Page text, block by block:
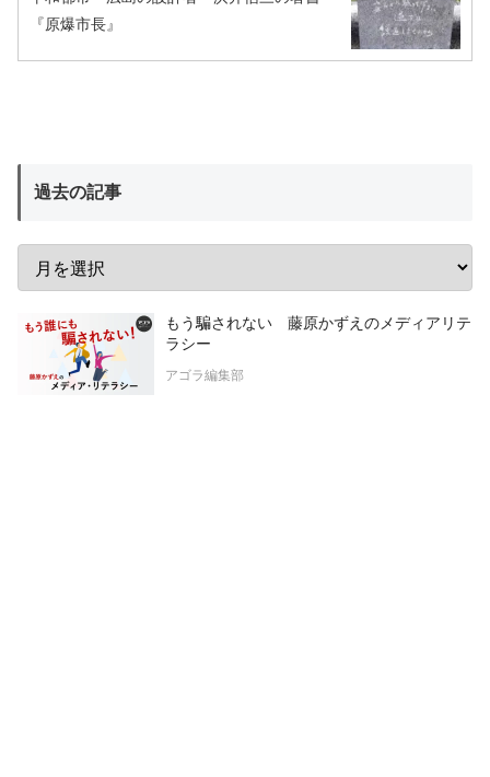
『原爆市長』
過去の記事
もう騙されない 藤原かずえのメディアリテ
ラシー
アゴラ編集部